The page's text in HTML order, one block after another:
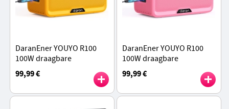
DaranEner YOUYO R100
100W draagbare
energiecentrale, 4x USB, 1x
DC en 2x AC poorten,
99,99 €
DaranEner YOUYO R100
100W draagbare
energiecentrale, 4x USB, 1x
DC en 2x AC poorten,
99,99 €